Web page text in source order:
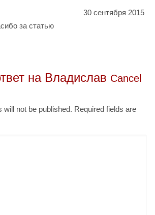
30 сентября 2015
за статью
на Владислав Cancel
will not be published. Required fields are